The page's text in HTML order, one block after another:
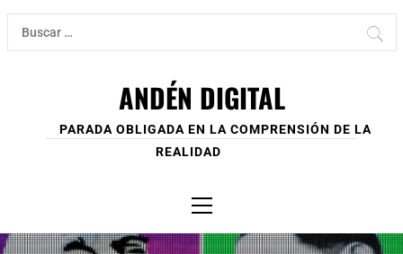
Ir
contenido
Buscar:
ANDÉN DIGITAL
PARADA OBLIGADA EN LA COMPRENSIÓN DE LA
REALIDAD
principal